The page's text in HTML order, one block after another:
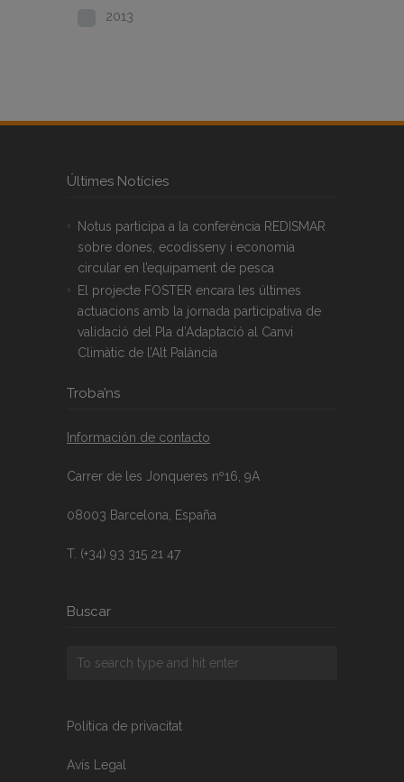
2013
Últimes Notícies
Notus participa a la conferència REDISMAR
sobre dones, ecodisseny i economia
circular en l’equipament de pesca
El projecte FOSTER encara les últimes
actuacions amb la jornada participativa de
validació del Pla d’Adaptació al Canvi
Climàtic de l’Alt Palància
Troba’ns
Información de contacto
Carrer de les Jonqueres nº16, 9A
08003 Barcelona, España
T. (+34) 93 315 21 47
Buscar
Política de privacitat
Avís Legal